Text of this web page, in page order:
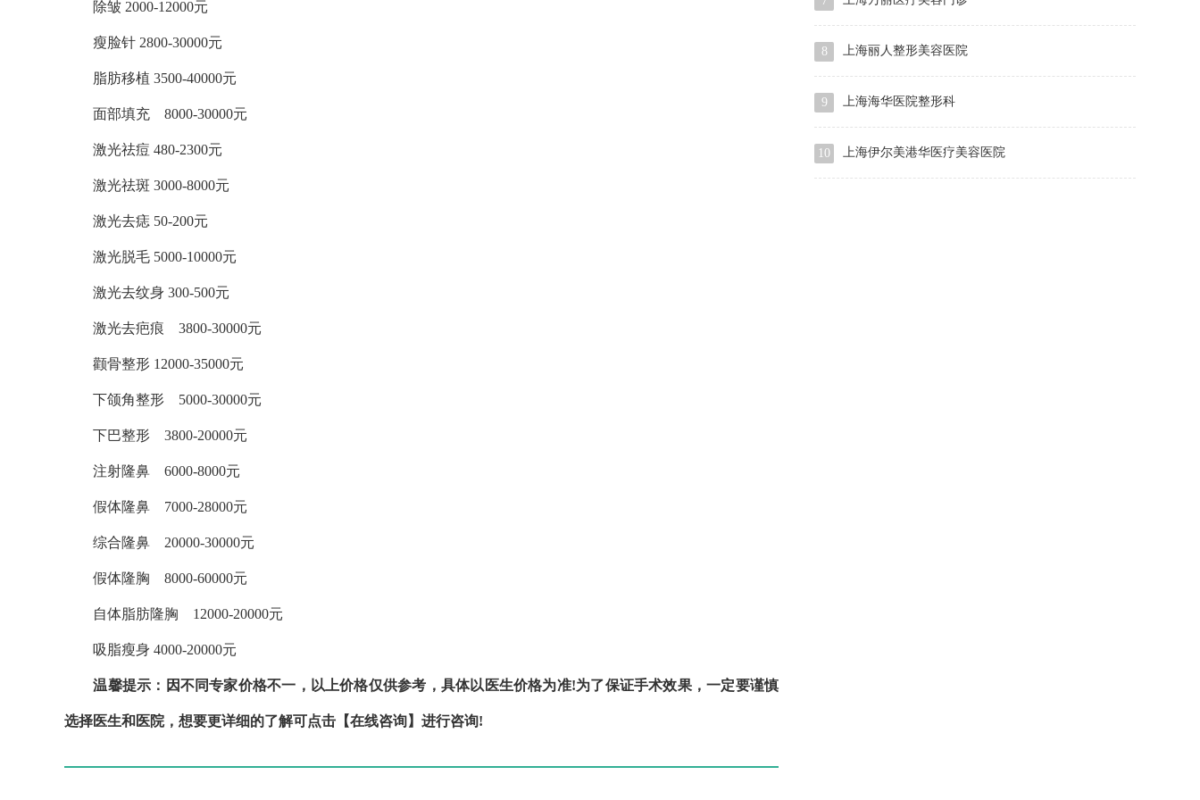
除皱 2000-12000元
瘦脸针 2800-30000元
脂肪移植 3500-40000元
面部填充 8000-30000元
激光祛痘 480-2300元
激光祛斑 3000-8000元
激光去痣 50-200元
激光脱毛 5000-10000元
激光去纹身 300-500元
激光去疤痕 3800-30000元
颧骨整形 12000-35000元
下颌角整形 5000-30000元
下巴整形 3800-20000元
注射隆鼻 6000-8000元
假体隆鼻 7000-28000元
综合隆鼻 20000-30000元
假体隆胸 8000-60000元
自体脂肪隆胸 12000-20000元
吸脂瘦身 4000-20000元
温馨提示：因不同专家价格不一，以上价格仅供参考，具体以医生价格为准!为了保证手术效果，一定要谨慎
选择医生和医院，想要更详细的了解可点击【在线咨询】进行咨询!
8 上海丽人整形美容医院
9 上海海华医院整形科
10 上海伊尔美港华医疗美容医院